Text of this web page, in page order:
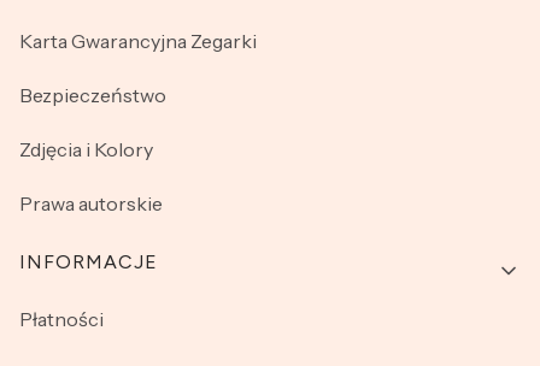
Karta Gwarancyjna Zegarki
Bezpieczeństwo
Zdjęcia i Kolory
Prawa autorskie
INFORMACJE
Płatności